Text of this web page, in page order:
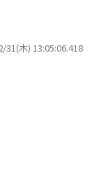
31(木) 13:05:06.418